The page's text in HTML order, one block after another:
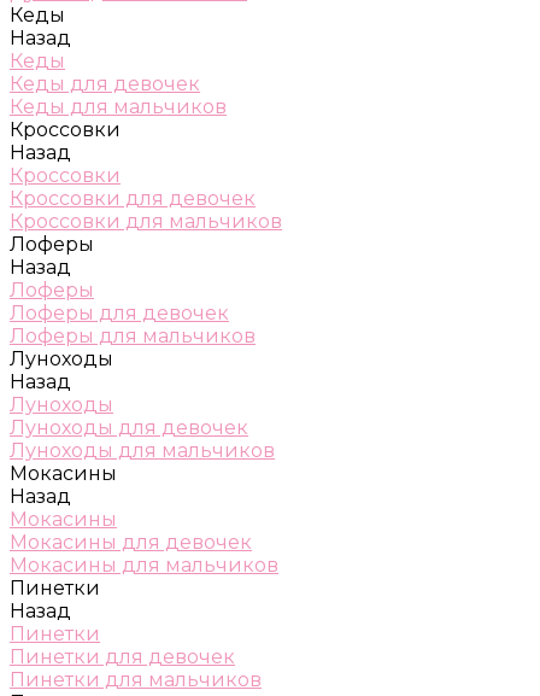
Кеды
Назад
Кеды
Кеды для девочек
Кеды для мальчиков
Кроссовки
Назад
Кроссовки
Кроссовки для девочек
Кроссовки для мальчиков
Лоферы
Назад
Лоферы
Лоферы для девочек
Лоферы для мальчиков
Луноходы
Назад
Луноходы
Луноходы для девочек
Луноходы для мальчиков
Мокасины
Назад
Мокасины
Мокасины для девочек
Мокасины для мальчиков
Пинетки
Назад
Пинетки
Пинетки для девочек
Пинетки для мальчиков